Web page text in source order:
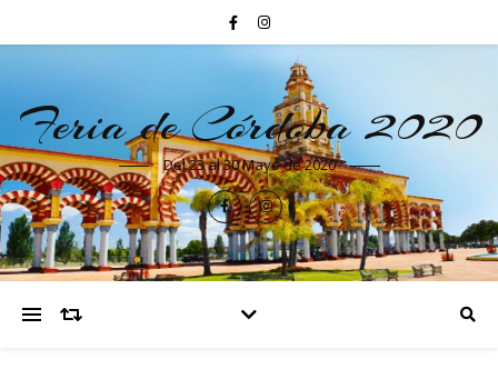
Feria de Córdoba 2020
Del 23 al 30 Mayo de 2020